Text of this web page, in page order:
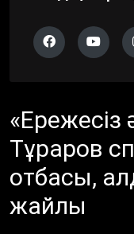
Тұраров
отбасы,
жайлы